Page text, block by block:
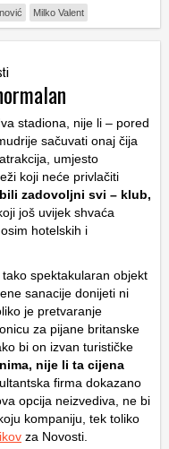
Milko Valent
stadiona, nije li – pored
sačuvati onaj čija
umjesto
koji neće privlačiti
zadovoljni svi – klub,
još uvijek shvaća
hotelskih i
spektakularan objekt
sanacije donijeti ni
je pretvaranje
za pijane britanske
bi on izvan turističke
nije li ta cijena
firma dokazano
opcija neizvediva, ne bi
kompaniju, tek toliko
za Novosti.